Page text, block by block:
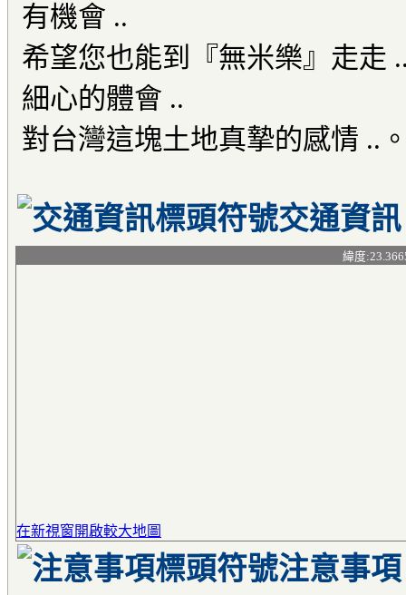
有機會 ..
希望您也能到『無米樂』走走
細心的體會 ..
對台灣這塊土地真摯的感情 ..
交通資訊
緯度
在新視窗開啟較大地圖
注意事項